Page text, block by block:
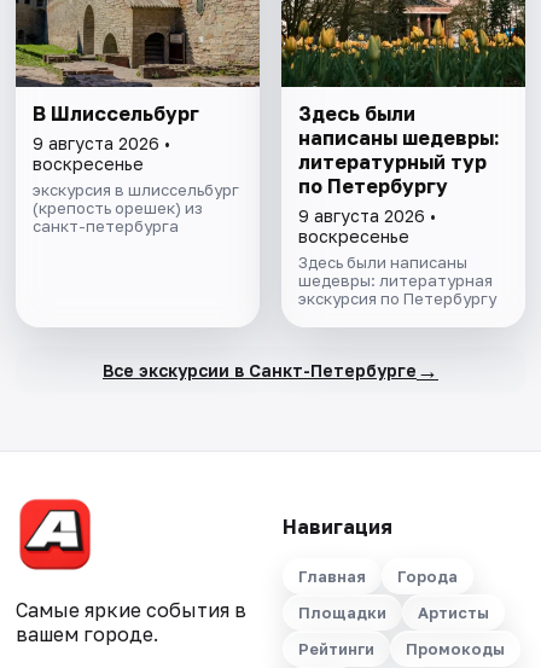
В Шлиссельбург
9 августа 2026 •
воскресенье
экскурсия в шлиссельбург
(крепость орешек) из
санкт-петербурга
Здесь были
написаны шедевры:
литературный тур
по Петербургу
9 августа 2026 •
воскресенье
Здесь были написаны
шедевры: литературная
экскурсия по Петербургу
Все экскурсии в Санкт-Петербурге →
Самые яркие события в
вашем городе.
Навигация
Главная
Города
Площадки
Артисты
Рейтинги
Промокоды